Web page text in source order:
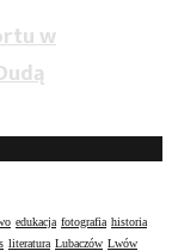
w
edukacja fotografia historia
literatura Lubaczów Lwów